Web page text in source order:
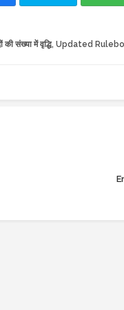
की संख्या में वृद्धि, Updated